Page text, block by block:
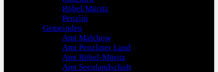
Röbel/Müritz
Penzlin
Gemeinden
Amt Malchow
Amt Penzliner Land
Amt Röbel-Müritz
Amt Seenlandschaft